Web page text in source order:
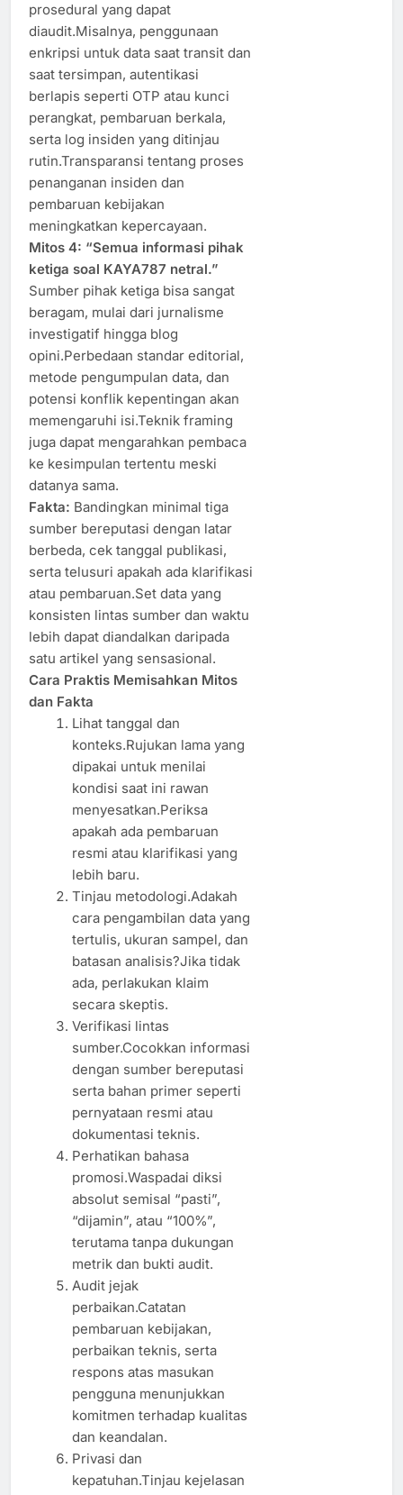
prosedural yang dapat
diaudit.Misalnya, penggunaan
enkripsi untuk data saat transit dan
saat tersimpan, autentikasi
berlapis seperti OTP atau kunci
perangkat, pembaruan berkala,
serta log insiden yang ditinjau
rutin.Transparansi tentang proses
penanganan insiden dan
pembaruan kebijakan
meningkatkan kepercayaan.
Mitos 4: “Semua informasi pihak
ketiga soal KAYA787 netral.”
Sumber pihak ketiga bisa sangat
beragam, mulai dari jurnalisme
investigatif hingga blog
opini.Perbedaan standar editorial,
metode pengumpulan data, dan
potensi konflik kepentingan akan
memengaruhi isi.Teknik framing
juga dapat mengarahkan pembaca
ke kesimpulan tertentu meski
datanya sama.
Fakta: Bandingkan minimal tiga
sumber bereputasi dengan latar
berbeda, cek tanggal publikasi,
serta telusuri apakah ada klarifikasi
atau pembaruan.Set data yang
konsisten lintas sumber dan waktu
lebih dapat diandalkan daripada
satu artikel yang sensasional.
Cara Praktis Memisahkan Mitos
dan Fakta
Lihat tanggal dan
konteks.Rujukan lama yang
dipakai untuk menilai
kondisi saat ini rawan
menyesatkan.Periksa
apakah ada pembaruan
resmi atau klarifikasi yang
lebih baru.
Tinjau metodologi.Adakah
cara pengambilan data yang
tertulis, ukuran sampel, dan
batasan analisis?Jika tidak
ada, perlakukan klaim
secara skeptis.
Verifikasi lintas
sumber.Cocokkan informasi
dengan sumber bereputasi
serta bahan primer seperti
pernyataan resmi atau
dokumentasi teknis.
Perhatikan bahasa
promosi.Waspadai diksi
absolut semisal “pasti”,
“dijamin”, atau “100%”,
terutama tanpa dukungan
metrik dan bukti audit.
Audit jejak
perbaikan.Catatan
pembaruan kebijakan,
perbaikan teknis, serta
respons atas masukan
pengguna menunjukkan
komitmen terhadap kualitas
dan keandalan.
Privasi dan
kepatuhan.Tinjau kejelasan